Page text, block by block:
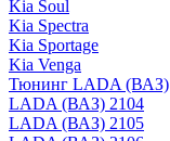
Kia Soul
Kia Spectra
Kia Sportage
Kia Venga
Тюнинг LADA (ВАЗ)
LADA (ВАЗ) 2104
LADA (ВАЗ) 2105